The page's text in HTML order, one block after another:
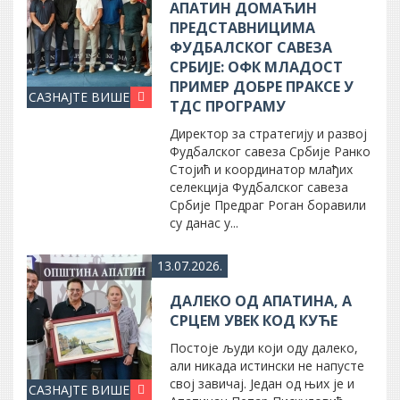
САЗНАЈТЕ ВИШЕ
АПАТИН ДОМАЋИН
ПРЕДСТАВНИЦИМА
ФУДБАЛСКОГ САВЕЗА
СРБИЈЕ: ОФК МЛАДОСТ
ПРИМЕР ДОБРЕ ПРАКСЕ У
ТДС ПРОГРАМУ
Директор за стратегију и развој
Фудбалског савеза Србије Ранко
Стојић и координатор млађих
селекција Фудбалског савеза
Србије Предраг Роган боравили
су данас у...
САЗНАЈТЕ ВИШЕ
13.07.2026.
ДАЛЕКО ОД АПАТИНА, А
СРЦЕМ УВЕК КОД КУЋЕ
Постоје људи који оду далеко,
али никада истински не напусте
свој завичај. Један од њих је и